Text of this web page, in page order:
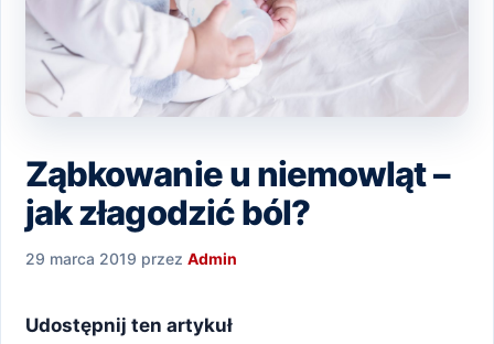
Ząbkowanie u niemowląt –
jak złagodzić ból?
29 marca 2019 przez Admin
Udostępnij ten artykuł